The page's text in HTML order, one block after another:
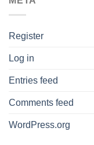
Register
Log in
Entries feed
Comments feed
WordPress.org